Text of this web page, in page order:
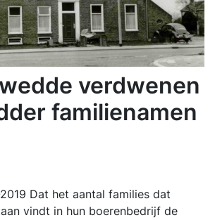
verdwenen
familienamen
Dat het aantal families dat
vindt in hun boerenbedrijf de